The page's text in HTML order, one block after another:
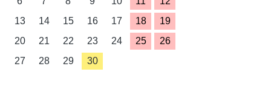
13
14 15 16 17 18
19
20
21 22 23 24 25
26
27
28 29 30